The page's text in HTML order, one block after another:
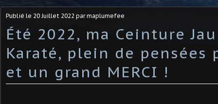
Publié le 20 Juillet 2022 par maplumefee
Été 2022, ma Ceinture
Karaté, plein de pensées
et un grand MERCI !